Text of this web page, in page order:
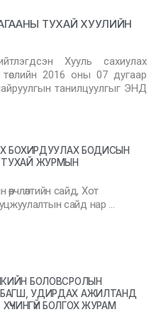
ТУХАЙ ХУУЛИЙН
Хууль сахиулах
2016 оны 07 дугаар
танилцуулгыг ЭНД
БОХИРДУУЛАХ БОДИСЫН
ЖУРМЫН
сайд, Хот
сайд нар …
БОЛОВСРОЛЫН
БАГШ, УДИРДАХ АЖИЛТАНД
БОЛГОХ ЖУРАМ